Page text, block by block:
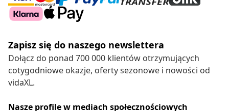
Zapisz się do naszego newslettera
Dołącz do ponad 700 000 klientów otrzymujących
cotygodniowe okazje, oferty sezonowe i nowości od
vidaXL.
Nasze profile w mediach społecznościowych